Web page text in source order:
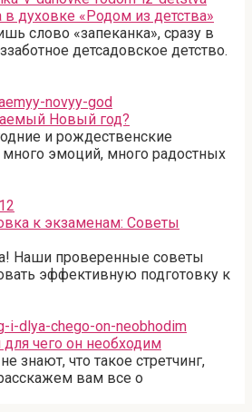
духовке «Родом из детства»
слово «запеканка», сразу в
детсадовское детство.
Новый год?
и рождественские
много эмоций, много радостных
к экзаменам: Советы
Наши проверенные советы
эффективную подготовку к
для чего он необходим
знают, что такое стретчинг,
вам все о